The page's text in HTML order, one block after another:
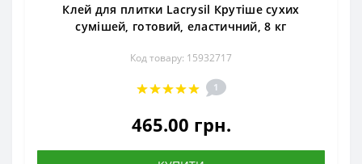
Клей для плитки Lacrysil Крутіше сухих
сумішей, готовий, еластичний, 8 кг
Код товару: 15932717
1
465.00 грн.